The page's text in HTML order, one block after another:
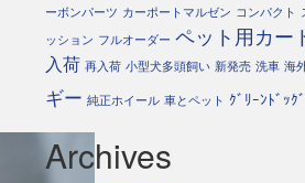
ーボンパーツ カーポートマルゼン コンパクト
ッション フルオーダー ペット用カー
入荷 再入荷 小型犬多頭飼い 新発売 洗車 海
ギー 純正ホイール 車とペット ｸﾞﾘｰﾝﾄﾞｯｸﾞ
Archives